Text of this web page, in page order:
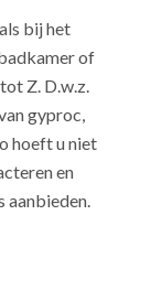
bij het
of
Z. D.w.z.
gyproc,
hoeft u niet
en
aanbieden.